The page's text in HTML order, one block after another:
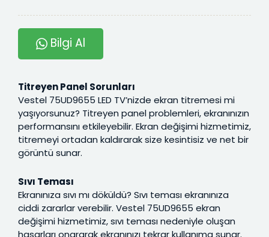
Bilgi Al
Titreyen Panel Sorunları
Vestel 75UD9655 LED TV’nizde ekran titremesi mi
yaşıyorsunuz? Titreyen panel problemleri, ekranınızın
performansını etkileyebilir. Ekran değişimi hizmetimiz,
titremeyi ortadan kaldırarak size kesintisiz ve net bir
görüntü sunar.
Sıvı Teması
Ekranınıza sıvı mı döküldü? Sıvı teması ekranınıza
ciddi zararlar verebilir. Vestel 75UD9655 ekran
değişimi hizmetimiz, sıvı teması nedeniyle oluşan
hasarları onararak ekranınızı tekrar kullanıma sunar.